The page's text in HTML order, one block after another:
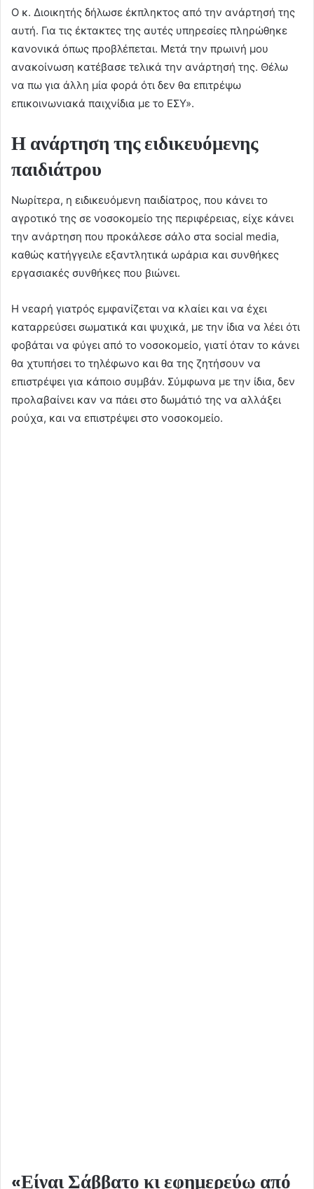
Ο κ. Διοικητής δήλωσε έκπληκτος από την ανάρτησή της
αυτή. Για τις έκτακτες της αυτές υπηρεσίες πληρώθηκε
κανονικά όπως προβλέπεται. Μετά την πρωινή μου
ανακοίνωση κατέβασε τελικά την ανάρτησή της. Θέλω
να πω για άλλη μία φορά ότι δεν θα επιτρέψω
επικοινωνιακά παιχνίδια με το ΕΣΥ».
Η ανάρτηση της ειδικευόμενης
παιδιάτρου
Νωρίτερα, η ειδικευόμενη παιδίατρος, που κάνει το
αγροτικό της σε νοσοκομείο της περιφέρειας, είχε κάνει
την ανάρτηση που προκάλεσε σάλο στα social media,
καθώς κατήγγειλε εξαντλητικά ωράρια και συνθήκες
εργασιακές συνθήκες που βιώνει.
Η νεαρή γιατρός εμφανίζεται να κλαίει και να έχει
καταρρεύσει σωματικά και ψυχικά, με την ίδια να λέει ότι
φοβάται να φύγει από το νοσοκομείο, γιατί όταν το κάνει
θα χτυπήσει το τηλέφωνο και θα της ζητήσουν να
επιστρέψει για κάποιο συμβάν. Σύμφωνα με την ίδια, δεν
προλαβαίνει καν να πάει στο δωμάτιό της να αλλάξει
ρούχα, και να επιστρέψει στο νοσοκομείο.
«Είναι Σάββατο κι εφημερεύω από